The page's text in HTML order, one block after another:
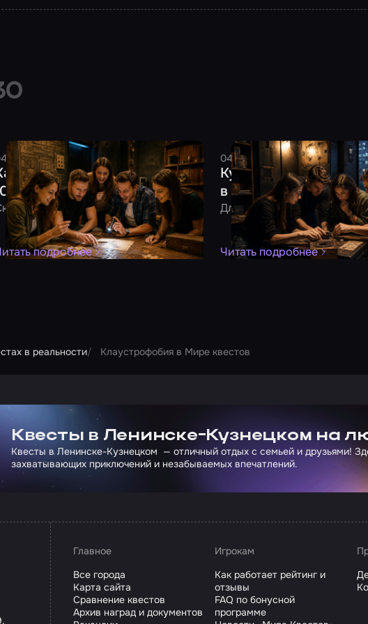
августа 2026 6 минут Смельчак
отметить день рождения:
идей для взрослой компании
не будет!
подробнее
04 августа 20268 минут
Куда сходить в
в Москве: 10 идей
Для тех, кто не хочет
Читать подробнее
в реальности Клаустрофобия в Мире квестов
сайт партнера Сколково
Квесты в Ленинске-Кузнецком на
Квесты в Ленинске-Кузнецком — отличный отдых с семьей и друзьями!
захватывающих приключений и незабываемых впечатлений.
Главное
Все города
Карта сайта
Сравнение квестов
Архив наград и документов
Игрокам
Как работает рейтинг и
отзывы
FAQ по бонусной
программе